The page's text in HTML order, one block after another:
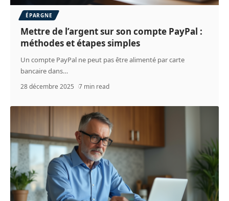
ÉPARGNE
Mettre de l’argent sur son compte PayPal :
méthodes et étapes simples
Un compte PayPal ne peut pas être alimenté par carte
bancaire dans…
28 décembre 2025 7 min read